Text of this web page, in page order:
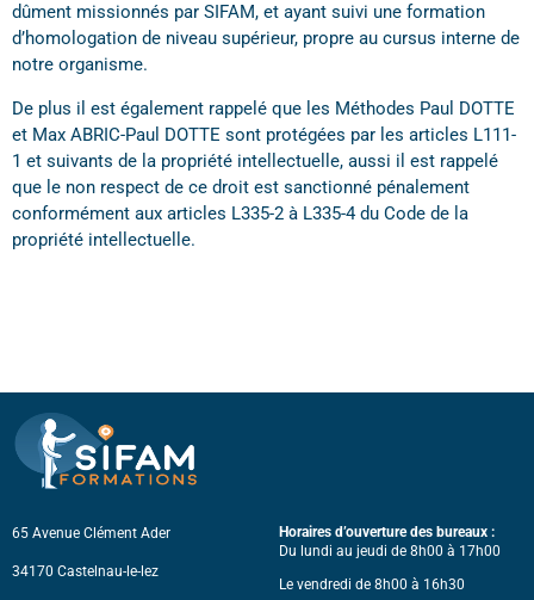
dûment missionnés par SIFAM, et ayant suivi une formation
d’homologation de niveau supérieur, propre au cursus interne de
notre organisme.
De plus il est également rappelé que les Méthodes Paul DOTTE
et Max ABRIC-Paul DOTTE sont protégées par les articles L111-
1 et suivants de la propriété intellectuelle, aussi il est rappelé
que le non respect de ce droit est sanctionné pénalement
conformément aux articles L335-2 à L335-4 du Code de la
propriété intellectuelle.
65 Avenue Clément Ader
34170 Castelnau-le-lez
Horaires d’ouverture des bureaux :
Du lundi au jeudi de 8h00 à 17h00
Le vendredi de 8h00 à 16h30